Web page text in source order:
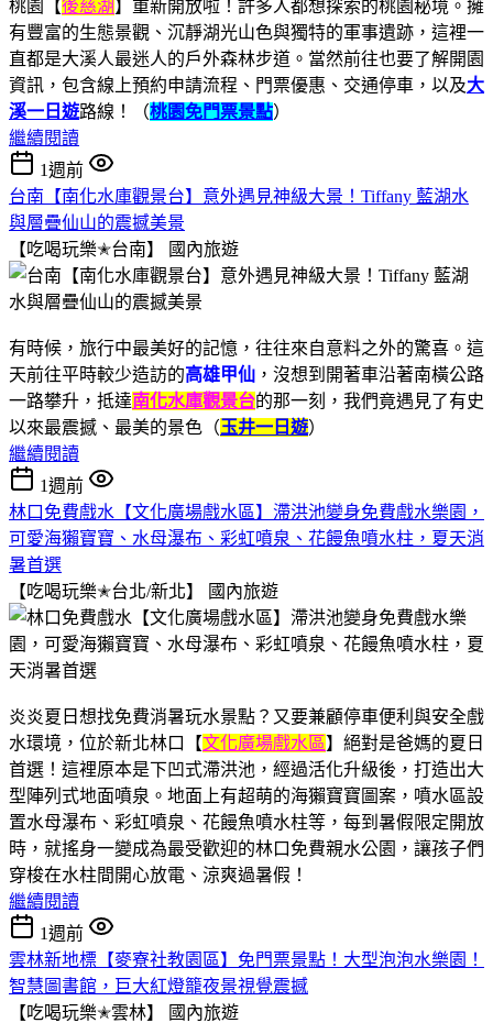
桃園【後慈湖 】重新開放啦！許多人都想探索的桃園秘境。擁
有豐富的生態景觀、沉靜湖光山色與獨特的軍事遺跡，這裡一
直都是大溪人最迷人的戶外森林步道。當然前往也要了解開園
資訊，包含線上預約申請流程、門票優惠、交通停車，以及大
溪一日遊路線！（桃園免門票景點）
繼續閱讀
1週前
台南【南化水庫觀景台】意外遇見神級大景！Tiffany 藍湖水
與層疊仙山的震撼美景
【吃喝玩樂✭台南】
國內旅遊
有時候，旅行中最美好的記憶，往往來自意料之外的驚喜。這
天前往平時較少造訪的高雄甲仙 ，沒想到開著車沿著南橫公路
一路攀升，抵達南化水庫觀景台的那一刻，我們竟遇見了有史
以來最震撼、最美的景色（玉井一日遊）
繼續閱讀
1週前
林口免費戲水【文化廣場戲水區】滯洪池變身免費戲水樂園，
可愛海獺寶寶、水母瀑布、彩虹噴泉、花饅魚噴水柱，夏天消
暑首選
【吃喝玩樂✭台北/新北】
國內旅遊
炎炎夏日想找免費消暑玩水景點？又要兼顧停車便利與安全戲
水環境，位於新北林口【文化廣場戲水區】絕對是爸媽的夏日
首選！這裡原本是下凹式滯洪池，經過活化升級後，打造出大
型陣列式地面噴泉。地面上有超萌的海獺寶寶圖案，噴水區設
置水母瀑布、彩虹噴泉、花饅魚噴水柱等，每到暑假限定開放
時，就搖身一變成為最受歡迎的林口免費親水公園，讓孩子們
穿梭在水柱間開心放電、涼爽過暑假！
繼續閱讀
1週前
雲林新地標【麥寮社教園區】免門票景點！大型泡泡水樂園！
智慧圖書館，巨大紅燈籠夜景視覺震撼
【吃喝玩樂✭雲林】
國內旅遊